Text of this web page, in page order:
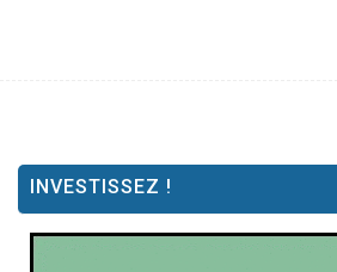
INVESTISSEZ !